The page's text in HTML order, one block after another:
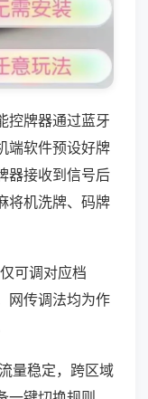
控牌器通过蓝牙
端软件预设好牌
器接收到信号后
将机洗牌、码牌
可调对应档
网传调法均为作
量稳定，跨区域